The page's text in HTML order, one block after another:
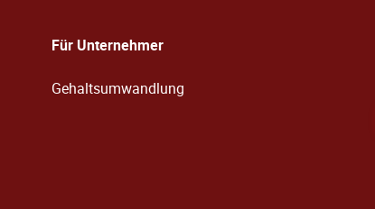
Für Unternehmer
Gehaltsumwandlung